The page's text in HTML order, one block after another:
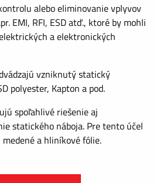
alebo eliminovanie vplyvov
EMI, RFI, ESD atď., ktoré by mohli
a elektronických
vzniknutý statický
polyester, Kapton a pod.
spoľahlivé riešenie aj
statického náboja. Pre tento účel
a hliníkové fólie.